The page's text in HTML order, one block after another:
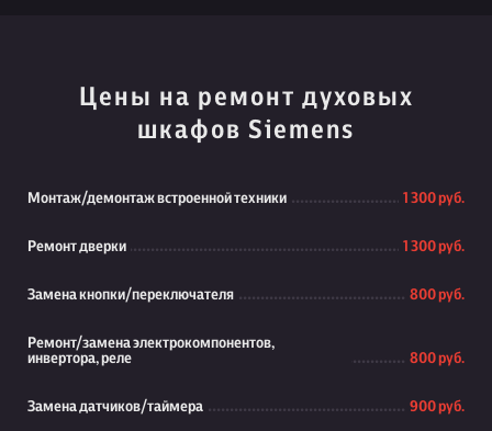
Цены на ремонт духовых
шкафов Siemens
Монтаж/демонтаж встроенной техники 1 300 руб.
Ремонт дверки 1 300 руб.
Замена кнопки/переключателя 800 руб.
Ремонт/замена электрокомпонентов,
инвертора, реле
800 руб.
Замена датчиков/таймера 900 руб.